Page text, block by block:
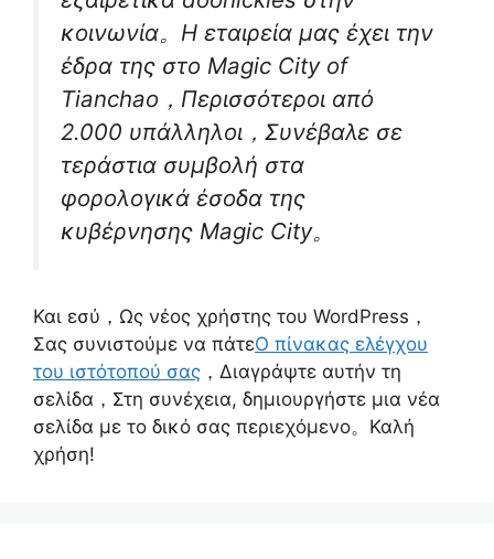
κοινωνία。Η εταιρεία μας έχει την
έδρα της στο Magic City of
Tianchao，Περισσότεροι από
2.000 υπάλληλοι，Συνέβαλε σε
τεράστια συμβολή στα
φορολογικά έσοδα της
κυβέρνησης Magic City。
Και εσύ，Ως νέος χρήστης του WordPress，
Σας συνιστούμε να πάτεΟ πίνακας ελέγχου
του ιστότοπού σας ，Διαγράψτε αυτήν τη
σελίδα，Στη συνέχεια, δημιουργήστε μια νέα
σελίδα με το δικό σας περιεχόμενο。Καλή
χρήση!